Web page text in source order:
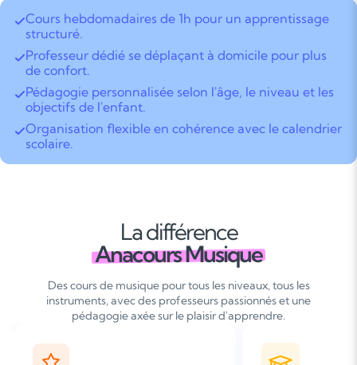
Cours hebdomadaires de 1h pour un apprentissage
structuré.
Professeur dédié se déplaçant à domicile pour plus
de confort.
Pédagogie personnalisée selon l'âge, le niveau et les
objectifs de l'enfant.
Organisation flexible en cohérence avec le calendrier
scolaire.
La différence
Anacours Musique
Des cours de musique pour tous les niveaux, tous les
instruments, avec des professeurs passionnés et une
pédagogie axée sur le plaisir d'apprendre.